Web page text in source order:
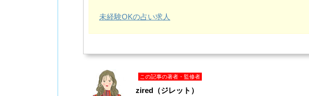
未経験OKの占い求人
この記事の著者・監修者
zired（ジレット）